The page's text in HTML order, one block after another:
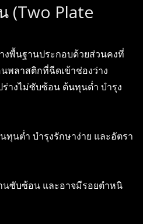
(Two Plate
งพื้นฐานประกอบด้วยส่วนคงที่
พลาสติกที่ฉีดเข้าช่องว่าง
างไม่ซับซ้อน ต้นทุนต่ำ บำรุง
ทุนต่ำ บำรุงรักษาง่าย และอัตรา
นซับซ้อน และอาจมีรอยตำหนิ